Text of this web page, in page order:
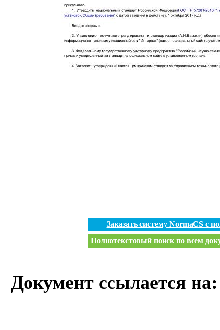
Заказать систему NormaCS с
Полнотекстовый поиск по всем
Документ ссылается на: